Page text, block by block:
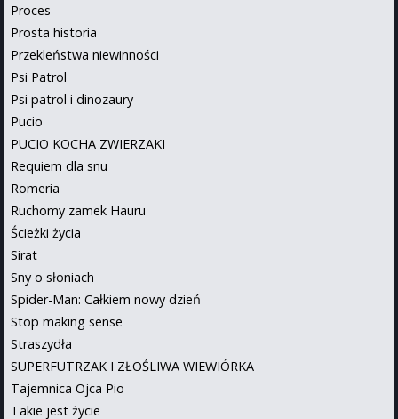
Proces
Prosta historia
Przekleństwa niewinności
Psi Patrol
Psi patrol i dinozaury
Pucio
PUCIO KOCHA ZWIERZAKI
Requiem dla snu
Romeria
Ruchomy zamek Hauru
Ścieżki życia
Sirat
Sny o słoniach
Spider-Man: Całkiem nowy dzień
Stop making sense
Straszydła
SUPERFUTRZAK I ZŁOŚLIWA WIEWIÓRKA
Tajemnica Ojca Pio
Takie jest życie